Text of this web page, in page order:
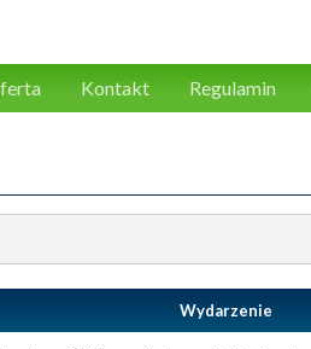
Kontakt Regulamin
Wydarzenie